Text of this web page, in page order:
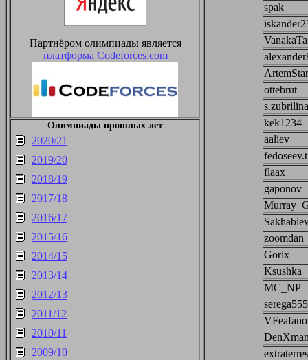
Партнёром олимпиады является
платформа Codeforces.com
Олимпиады прошлых лет
2020/21
2019/20
2018/19
2017/18
2016/17
2015/16
2014/15
2013/14
2012/13
2011/12
2010/11
2009/10
spak
ottebrut
s.zubrilina
kek1234
aaliev
flaax
gaponov
zoomdan
Gorix
Ksushka
MC_NP